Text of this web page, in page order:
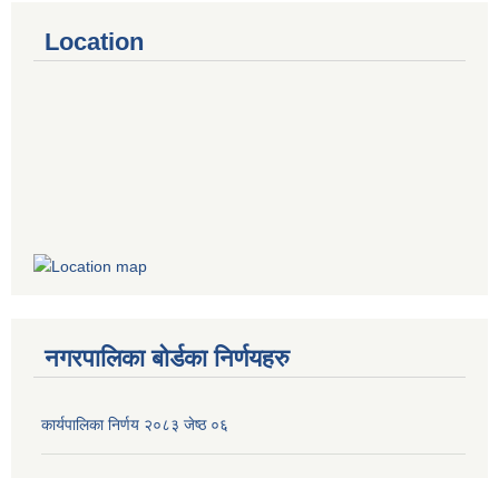
Location
नगरपालिका बोर्डका निर्णयहरु
कार्यपालिका निर्णय २०८३ जेष्ठ ०६